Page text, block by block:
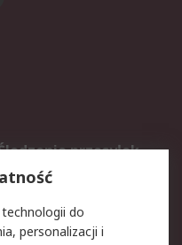
przesyłek
do
personalizacji i